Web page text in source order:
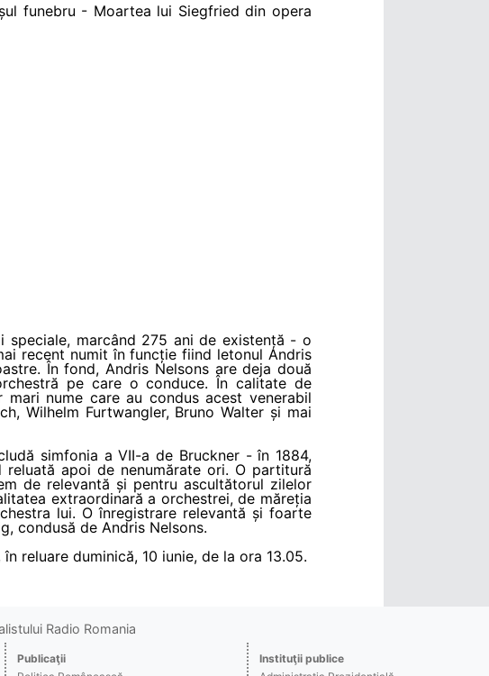
funebru - Moartea lui Siegfried din opera
speciale, marcând 275 ani de existență - o
recent numit în funcție fiind letonul Andris
În fond, Andris Nelsons are deja două
pe care o conduce. În calitate de
mari nume care au condus acest venerabil
Wilhelm Furtwangler, Bruno Walter și mai
simfonia a VII-a de Bruckner - în 1884,
apoi de nenumărate ori. O partitură
de relevantă și pentru ascultătorul zilelor
extraordinară a orchestrei, de măreția
lui. O înregistrare relevantă și foarte
condusă de Andris Nelsons.
reluare duminică, 10 iunie, de la ora 13.05.
Radio Romania
Publicaţii
Instituţii publice